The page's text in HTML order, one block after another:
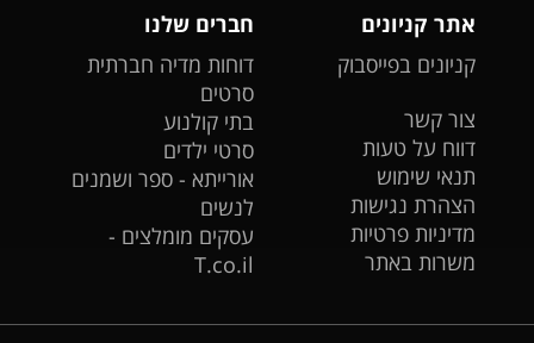
אתר קניונים
קניונים בפייסבוק
צור קשר
דווח על טעות
תנאי שימוש
הצהרת נגישות
מדיניות פרטיות
משרות באתר
חברים שלנו
דוחות מדיה חברתית
סרטים
בתי קולנוע
סרטי ילדים
אורייתא - ספר ושמנים
לנשים
עסקים מומלצים -
T.co.il